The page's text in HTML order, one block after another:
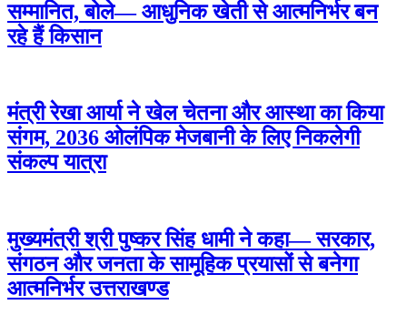
सम्मानित, बोले— आधुनिक खेती से आत्मनिर्भर बन
रहे हैं किसान
मंत्री रेखा आर्या ने खेल चेतना और आस्था का किया
संगम, 2036 ओलंपिक मेजबानी के लिए निकलेगी
संकल्प यात्रा
मुख्यमंत्री श्री पुष्कर सिंह धामी ने कहा— सरकार,
संगठन और जनता के सामूहिक प्रयासों से बनेगा
आत्मनिर्भर उत्तराखण्ड